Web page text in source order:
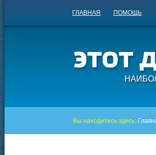
ГЛАВНАЯ ПОМОЩЬ
Вы находитесь здесь: